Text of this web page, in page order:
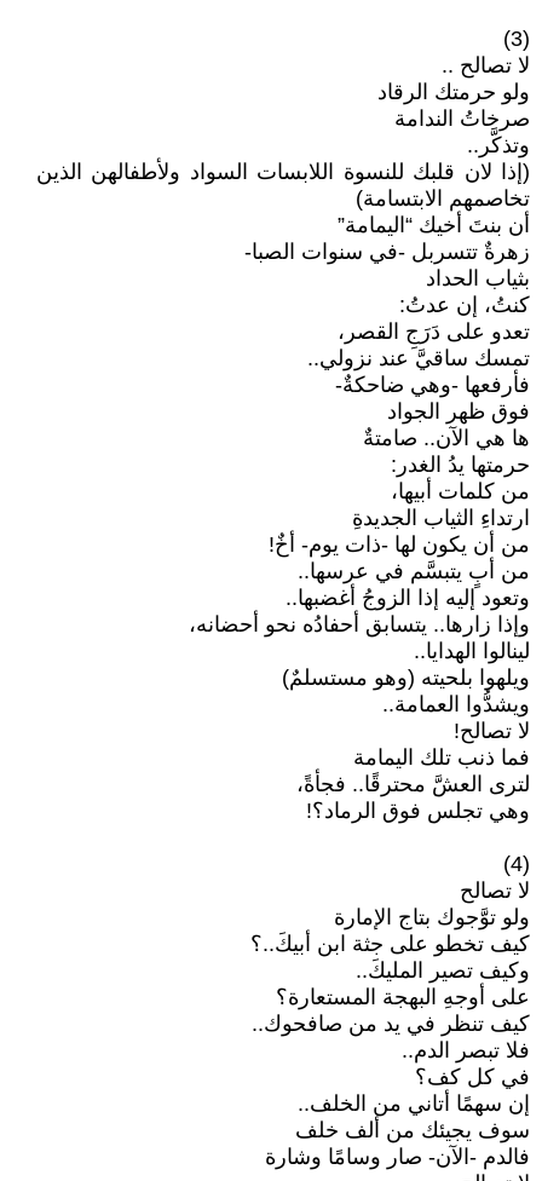
(3)
لا تصالح ..
ولو حرمتك الرقاد
صرخاتُ الندامة
وتذكَّر..
(إذا لان قلبك للنسوة اللابسات السواد ولأطفالهن الذين
تخاصمهم الابتسامة)
أن بنتَ أخيك “اليمامة”
زهرةٌ تتسربل -في سنوات الصبا-
بثياب الحداد
كنتُ، إن عدتُ:
تعدو على دَرَجِ القصر،
تمسك ساقيَّ عند نزولي..
فأرفعها -وهي ضاحكةٌ-
فوق ظهر الجواد
ها هي الآن.. صامتةٌ
حرمتها يدُ الغدر:
من كلمات أبيها،
ارتداءِ الثياب الجديدةِ
من أن يكون لها -ذات يوم- أخٌ!
من أبٍ يتبسَّم في عرسها..
وتعود إليه إذا الزوجُ أغضبها..
وإذا زارها.. يتسابق أحفادُه نحو أحضانه،
لينالوا الهدايا..
ويلهوا بلحيته (وهو مستسلمٌ)
ويشدُّوا العمامة..
لا تصالح!
فما ذنب تلك اليمامة
لترى العشَّ محترقًا.. فجأةً،
وهي تجلس فوق الرماد؟!
(4)
لا تصالح
ولو توَّجوك بتاج الإمارة
كيف تخطو على جثة ابن أبيكَ..؟
وكيف تصير المليكَ..
على أوجهِ البهجة المستعارة؟
كيف تنظر في يد من صافحوك..
فلا تبصر الدم..
في كل كف؟
إن سهمًا أتاني من الخلف..
سوف يجيئك من ألف خلف
فالدم -الآن- صار وسامًا وشارة